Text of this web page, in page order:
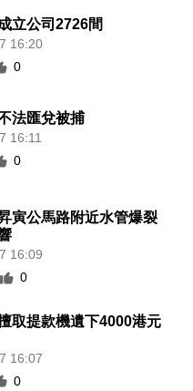
立公司2726間
16:20
0
法匯兌被捕
16:11
0
寅公馬路附近水管爆裂
16:09
0
取提款機遺下4000港元
16:07
0